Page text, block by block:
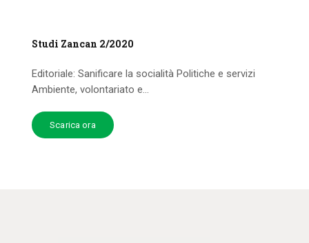
Studi Zancan 2/2020
Editoriale: Sanificare la socialità Politiche e servizi
Ambiente, volontariato e...
Scarica ora